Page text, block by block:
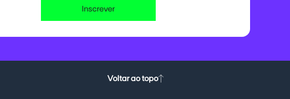
Inscrever
Voltar ao topo